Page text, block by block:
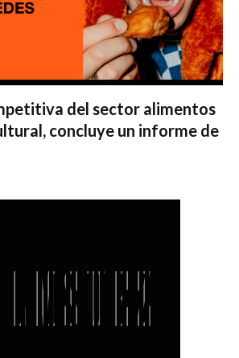
del sector alimentos
concluye un informe de